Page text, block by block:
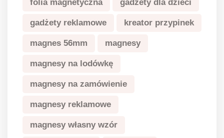
folia magnetyczna gadżety dla dzieci
gadżety reklamowe kreator przypinek
magnes 56mm magnesy
magnesy na lodówkę
magnesy na zamówienie
magnesy reklamowe
magnesy własny wzór